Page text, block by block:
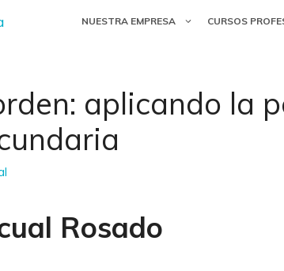
NUESTRA EMPRESA CURSOS
aplicando la
Rosado